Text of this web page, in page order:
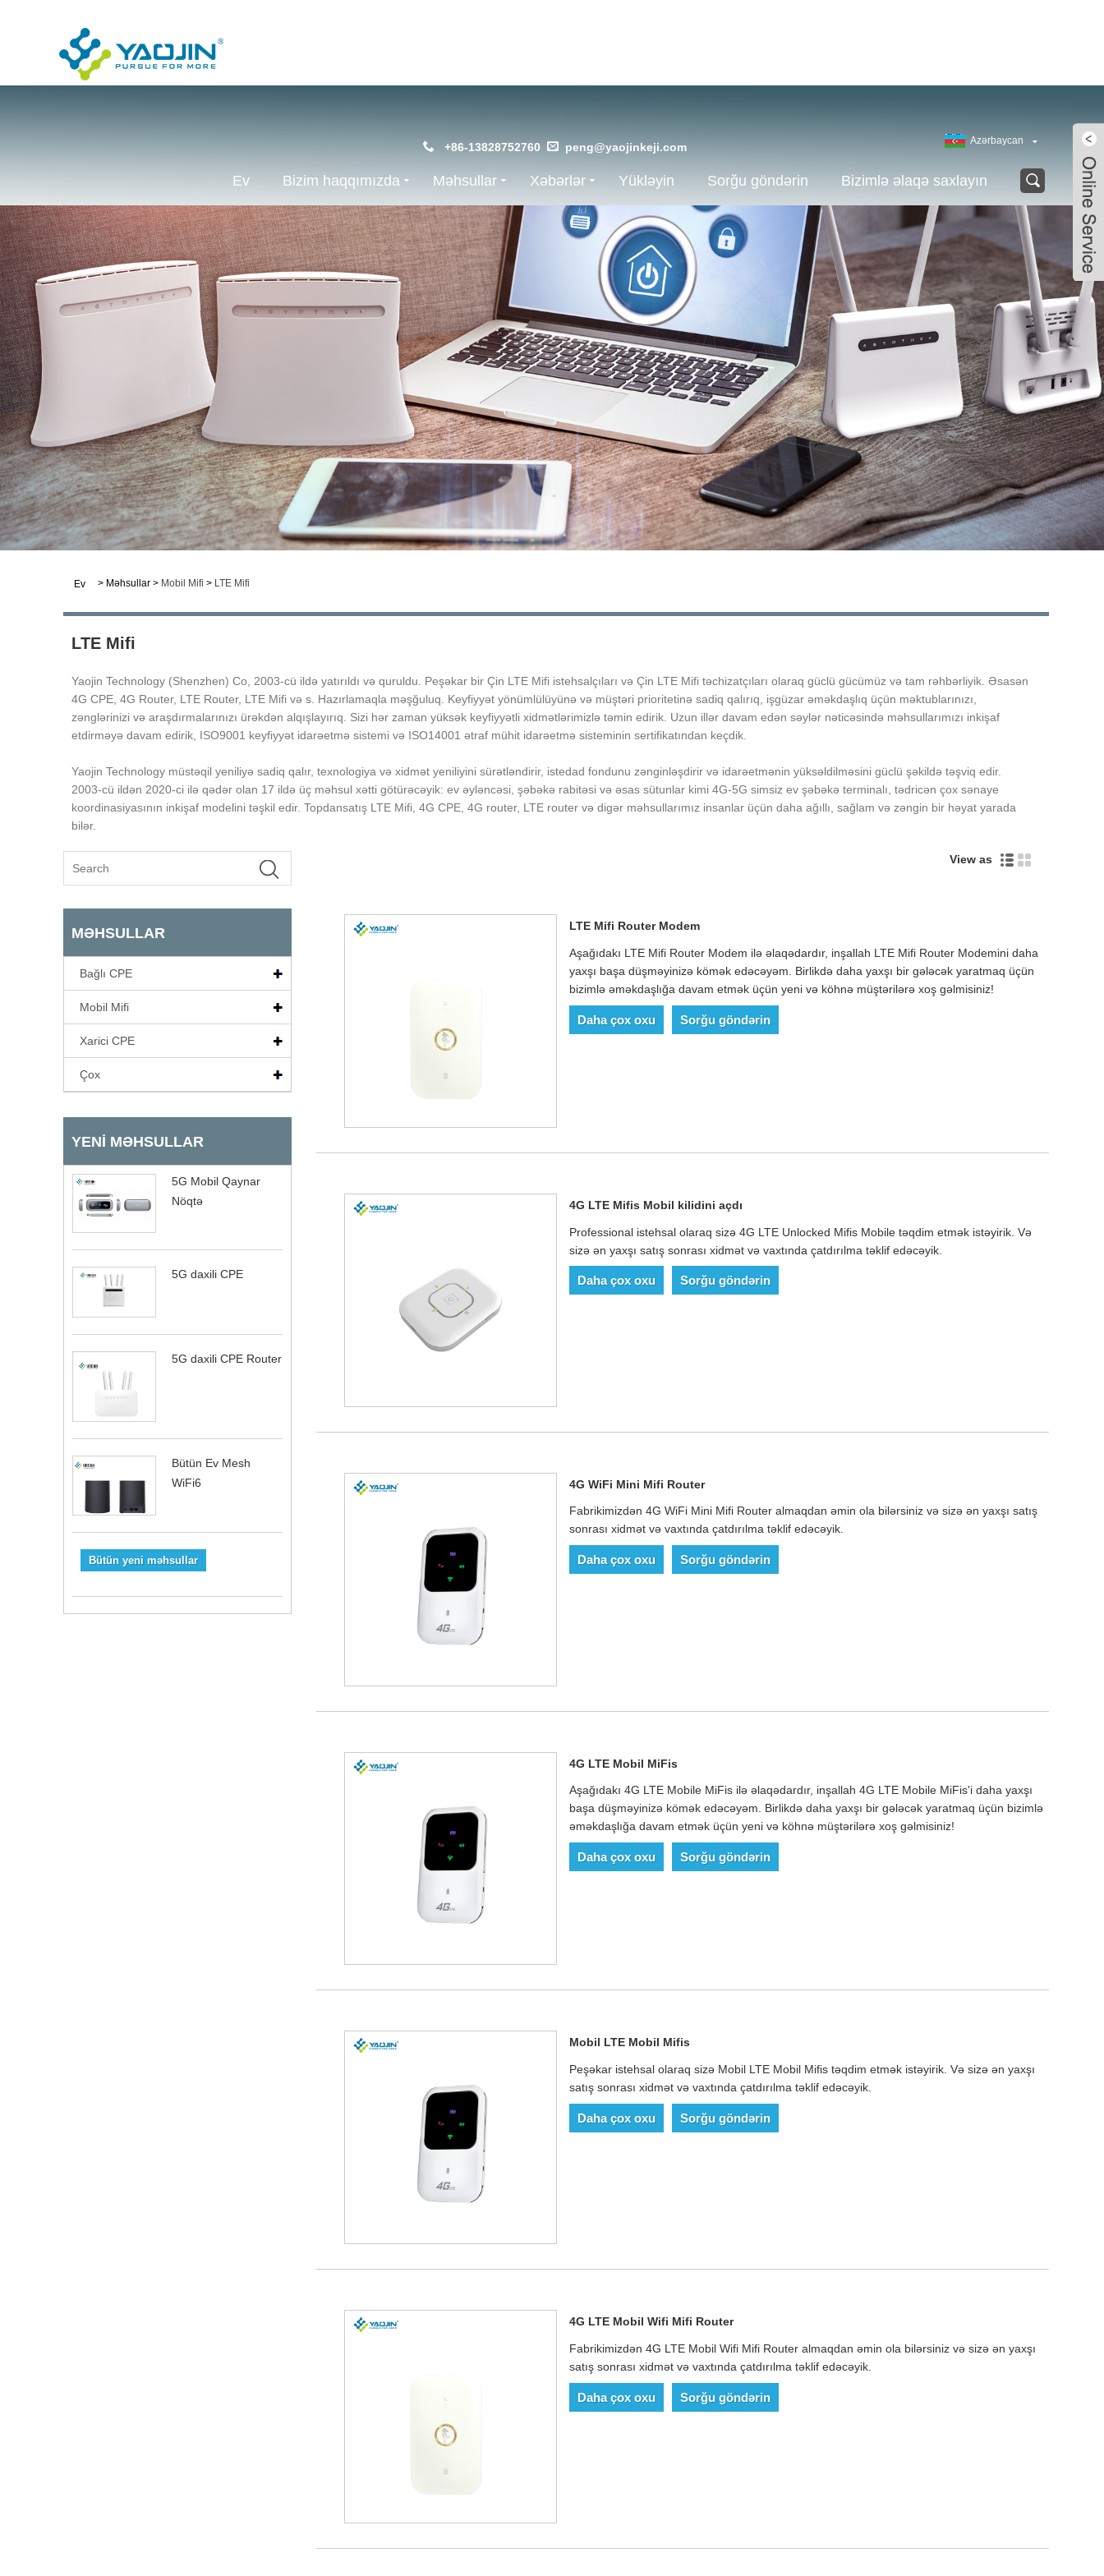
+86-13828752760 peng@yaojinkeji.com
Azərbaycan
Ev Bizim haqqımızda Məhsullar Xəbərlər Yükləyin Sorğu göndərin Bizimlə əlaqə saxlayın
Ev > Məhsullar > Mobil Mifi > LTE Mifi
LTE Mifi
Yaojin Technology (Shenzhen) Co, 2003-cü ildə yatırıldı və quruldu. Peşəkar bir Çin LTE Mifi istehsalçıları və Çin LTE Mifi təchizatçıları olaraq güclü gücümüz və tam rəhbərliyik. Əsasən
4G CPE, 4G Router, LTE Router, LTE Mifi və s. Hazırlamaqla məşğuluq. Keyfiyyət yönümlülüyünə və müştəri prioritetinə sadiq qalırıq, işgüzar əməkdaşlıq üçün məktublarınızı,
zənglərinizi və araşdırmalarınızı ürəkdən alqışlayırıq. Sizi hər zaman yüksək keyfiyyətli xidmətlərimizlə təmin edirik. Uzun illər davam edən səylər nəticəsində məhsullarımızı inkişaf
etdirməyə davam edirik, ISO9001 keyfiyyət idarəetmə sistemi və ISO14001 ətraf mühit idarəetmə sisteminin sertifikatından keçdik.
Yaojin Technology müstəqil yeniliyə sadiq qalır, texnologiya və xidmət yeniliyini sürətləndirir, istedad fondunu zənginləşdirir və idarəetmənin yüksəldilməsini güclü şəkildə təşviq edir.
2003-cü ildən 2020-ci ilə qədər olan 17 ildə üç məhsul xətti götürəcəyik: ev əyləncəsi, şəbəkə rabitəsi və əsas sütunlar kimi 4G-5G simsiz ev şəbəkə terminalı, tədricən çox sənaye
koordinasiyasının inkişaf modelini təşkil edir. Topdansatış LTE Mifi, 4G CPE, 4G router, LTE router və digər məhsullarımız insanlar üçün daha ağıllı, sağlam və zəngin bir həyat yarada
bilər.
MƏHSULLAR
Bağlı CPE
Mobil Mifi
Xarici CPE
Çox
YENI MƏHSULLAR
5G Mobil Qaynar
Nöqtə
5G daxili CPE
5G daxili CPE Router
Bütün Ev Mesh
WiFi6
Bütün yeni məhsullar
View as
LTE Mifi Router Modem
Aşağıdakı LTE Mifi Router Modem ilə əlaqədardır, inşallah LTE Mifi Router Modemini daha
yaxşı başa düşməyinizə kömək edəcəyəm. Birlikdə daha yaxşı bir gələcək yaratmaq üçün
bizimlə əməkdaşlığa davam etmək üçün yeni və köhnə müştərilərə xoş gəlmisiniz!
Daha çox oxu Sorğu göndərin
4G LTE Mifis Mobil kilidini açdı
Professional istehsal olaraq sizə 4G LTE Unlocked Mifis Mobile təqdim etmək istəyirik. Və
sizə ən yaxşı satış sonrası xidmət və vaxtında çatdırılma təklif edəcəyik.
Daha çox oxu Sorğu göndərin
4G WiFi Mini Mifi Router
Fabrikimizdən 4G WiFi Mini Mifi Router almaqdan əmin ola bilərsiniz və sizə ən yaxşı satış
sonrası xidmət və vaxtında çatdırılma təklif edəcəyik.
Daha çox oxu Sorğu göndərin
4G LTE Mobil MiFis
Aşağıdakı 4G LTE Mobile MiFis ilə əlaqədardır, inşallah 4G LTE Mobile MiFis'i daha yaxşı
başa düşməyinizə kömək edəcəyəm. Birlikdə daha yaxşı bir gələcək yaratmaq üçün bizimlə
əməkdaşlığa davam etmək üçün yeni və köhnə müştərilərə xoş gəlmisiniz!
Daha çox oxu Sorğu göndərin
Mobil LTE Mobil Mifis
Peşəkar istehsal olaraq sizə Mobil LTE Mobil Mifis təqdim etmək istəyirik. Və sizə ən yaxşı
satış sonrası xidmət və vaxtında çatdırılma təklif edəcəyik.
Daha çox oxu Sorğu göndərin
4G LTE Mobil Wifi Mifi Router
Fabrikimizdən 4G LTE Mobil Wifi Mifi Router almaqdan əmin ola bilərsiniz və sizə ən yaxşı
satış sonrası xidmət və vaxtında çatdırılma təklif edəcəyik.
Daha çox oxu Sorğu göndərin